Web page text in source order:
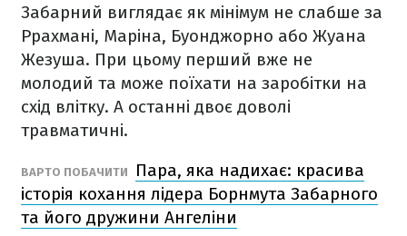
Забарний виглядає як мінімум не слабше за
Ррахмані, Маріна, Буонджорно або Жуана
Жезуша. При цьому перший вже не
молодий та може поїхати на заробітки на
схід влітку. А останні двоє доволі
травматичні.
ВАРТО ПОБАЧИТИ
Пара, яка надихає: красива
історія кохання лідера Борнмута Забарного
та його дружини Ангеліни